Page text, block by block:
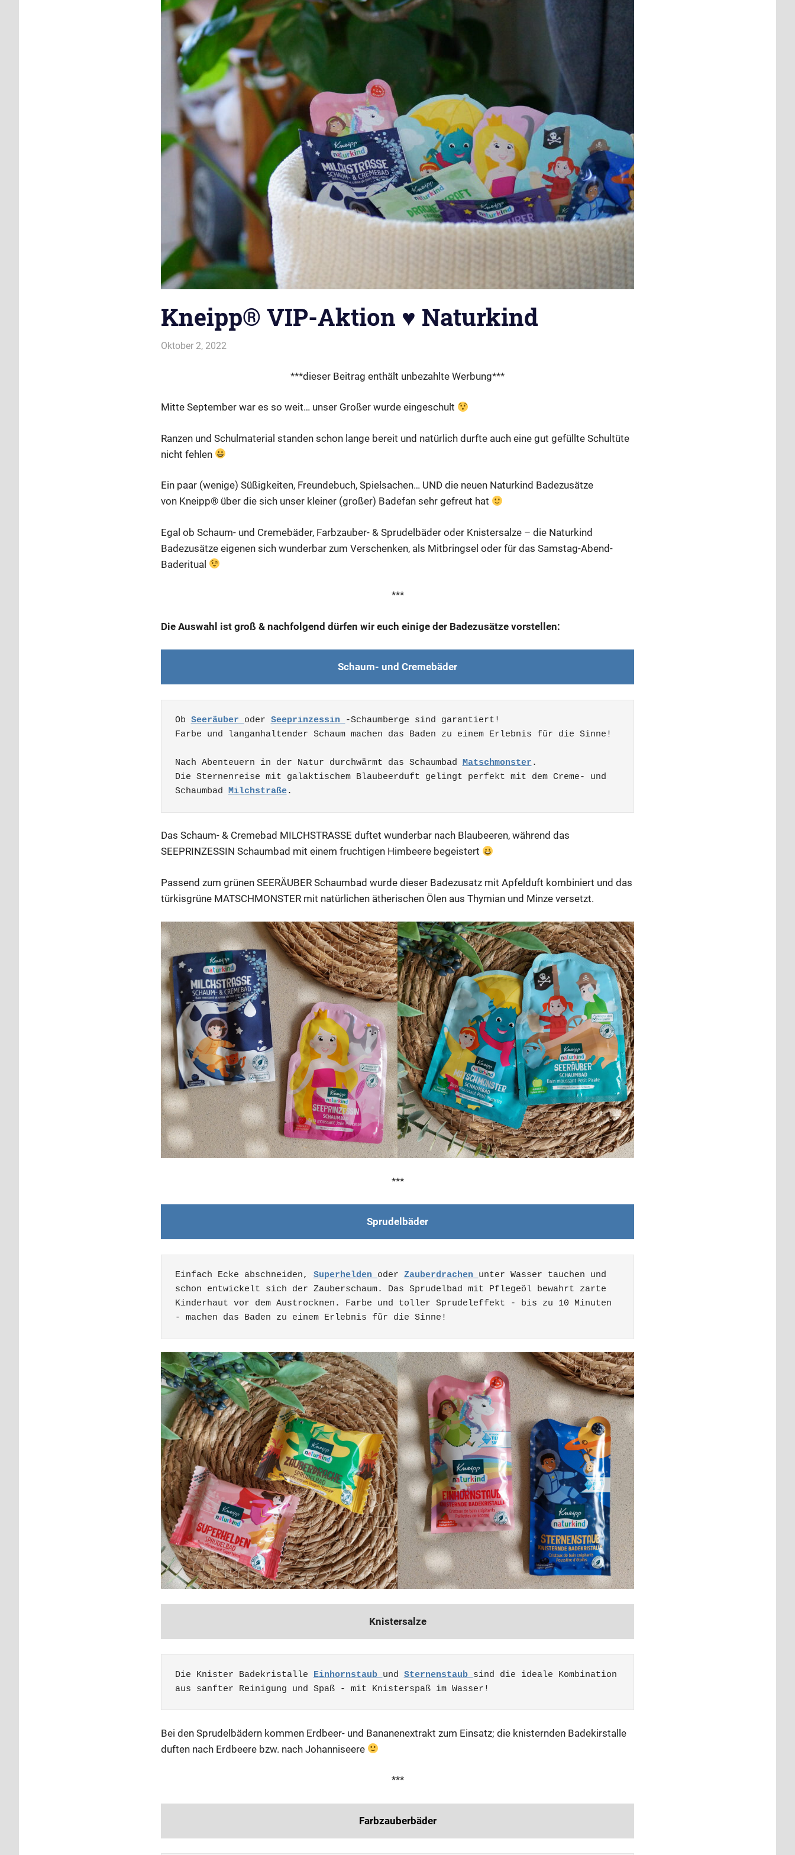
Kneipp® VIP-Aktion ♥ Naturkind
Oktober 2, 2022
***dieser Beitrag enthält unbezahlte Werbung***
Mitte September war es so weit… unser Großer wurde eingeschult
Ranzen und Schulmaterial standen schon lange bereit und natürlich durfte auch eine gut gefüllte Schultüte
nicht fehlen
Ein paar (wenige) Süßigkeiten, Freundebuch, Spielsachen… UND die neuen Naturkind Badezusätze
von Kneipp® über die sich unser kleiner (großer) Badefan sehr gefreut hat
Egal ob Schaum- und Cremebäder, Farbzauber- & Sprudelbäder oder Knistersalze – die Naturkind
Badezusätze eigenen sich wunderbar zum Verschenken, als Mitbringsel oder für das Samstag-Abend-
Baderitual
***
Die Auswahl ist groß & nachfolgend dürfen wir euch einige der Badezusätze vorstellen:
Schaum- und Cremebäder
Ob Seeräuber oder Seeprinzessin
-Schaumberge sind garantiert!
Farbe und langanhaltender Schaum machen das Baden zu einem Erlebnis für die Sinne!
Nach Abenteuern in der Natur durchwärmt das Schaumbad Matschmonster .
Die Sternenreise mit galaktischem Blaubeerduft gelingt perfekt mit dem Creme- und
Schaumbad Milchstraße.
Das Schaum- & Cremebad MILCHSTRASSE duftet wunderbar nach Blaubeeren, während das
SEEPRINZESSIN Schaumbad mit einem fruchtigen Himbeere begeistert
Passend zum grünen SEERÄUBER Schaumbad wurde dieser Badezusatz mit Apfelduft kombiniert und das
türkisgrüne MATSCHMONSTER mit natürlichen ätherischen Ölen aus Thymian und Minze versetzt.
***
Sprudelbäder
Einfach Ecke abschneiden, Superhelden oder Zauberdrachen unter Wasser tauchen und
schon entwickelt sich der Zauberschaum. Das Sprudelbad mit Pflegeöl bewahrt zarte
Kinderhaut vor dem Austrocknen. Farbe und toller Sprudeleffekt - bis zu 10 Minuten
- machen das Baden zu einem Erlebnis für die Sinne!
Knistersalze
Die Knister Badekristalle Einhornstaub und Sternenstaub sind die ideale Kombination
aus sanfter Reinigung und Spaß - mit Knisterspaß im Wasser!
Bei den Sprudelbädern kommen Erdbeer- und Bananenextrakt zum Einsatz; die knisternden Badekirstalle
duften nach Erdbeere bzw. nach Johanniseere
***
Farbzauberbäder